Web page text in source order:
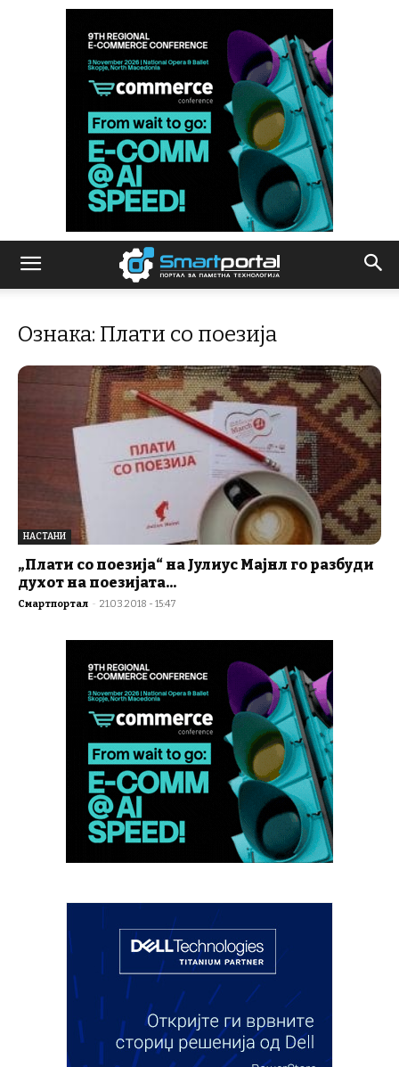
Ознака: Плати со поезија
НАСТАНИ
„Плати со поезија“ на Јулиус Мајнл го разбуди
духот на поезијата...
Смартпортал - 21.03.2018 - 15:47